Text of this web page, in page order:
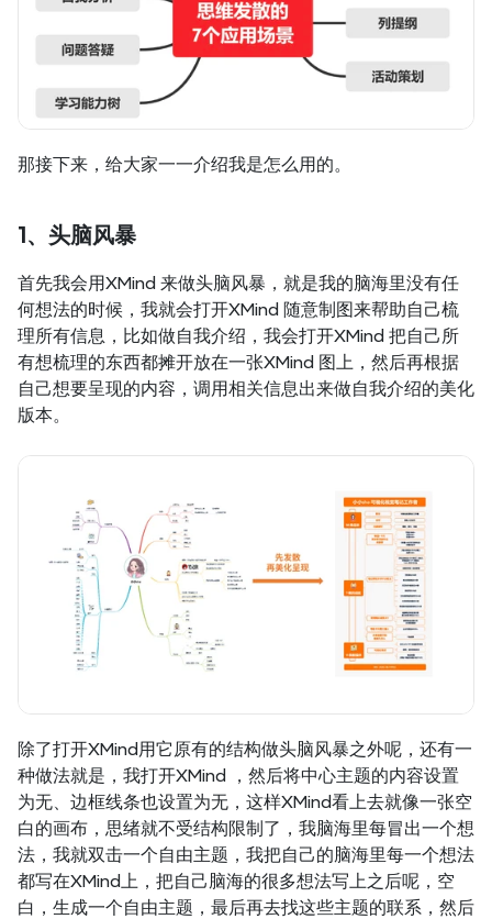
那接下来，给大家一一介绍我是怎么用的。
1、头脑风暴
首先我会用XMind 来做头脑风暴，就是我的脑海里没有任
何想法的时候，我就会打开XMind 随意制图来帮助自己梳
理所有信息，比如做自我介绍，我会打开XMind 把自己所
有想梳理的东西都摊开放在一张XMind 图上，然后再根据
自己想要呈现的内容，调用相关信息出来做自我介绍的美化
版本。
除了打开XMind用它原有的结构做头脑风暴之外呢，还有一
种做法就是，我打开XMind ，然后将中心主题的内容设置
为无、边框线条也设置为无，这样XMind看上去就像一张空
白的画布，思绪就不受结构限制了，我脑海里每冒出一个想
法，我就双击一个自由主题，我把自己的脑海里每一个想法
都写在XMind上，把自己脑海的很多想法写上之后呢，空
白，生成一个自由主题，最后再去找这些主题的联系，然后